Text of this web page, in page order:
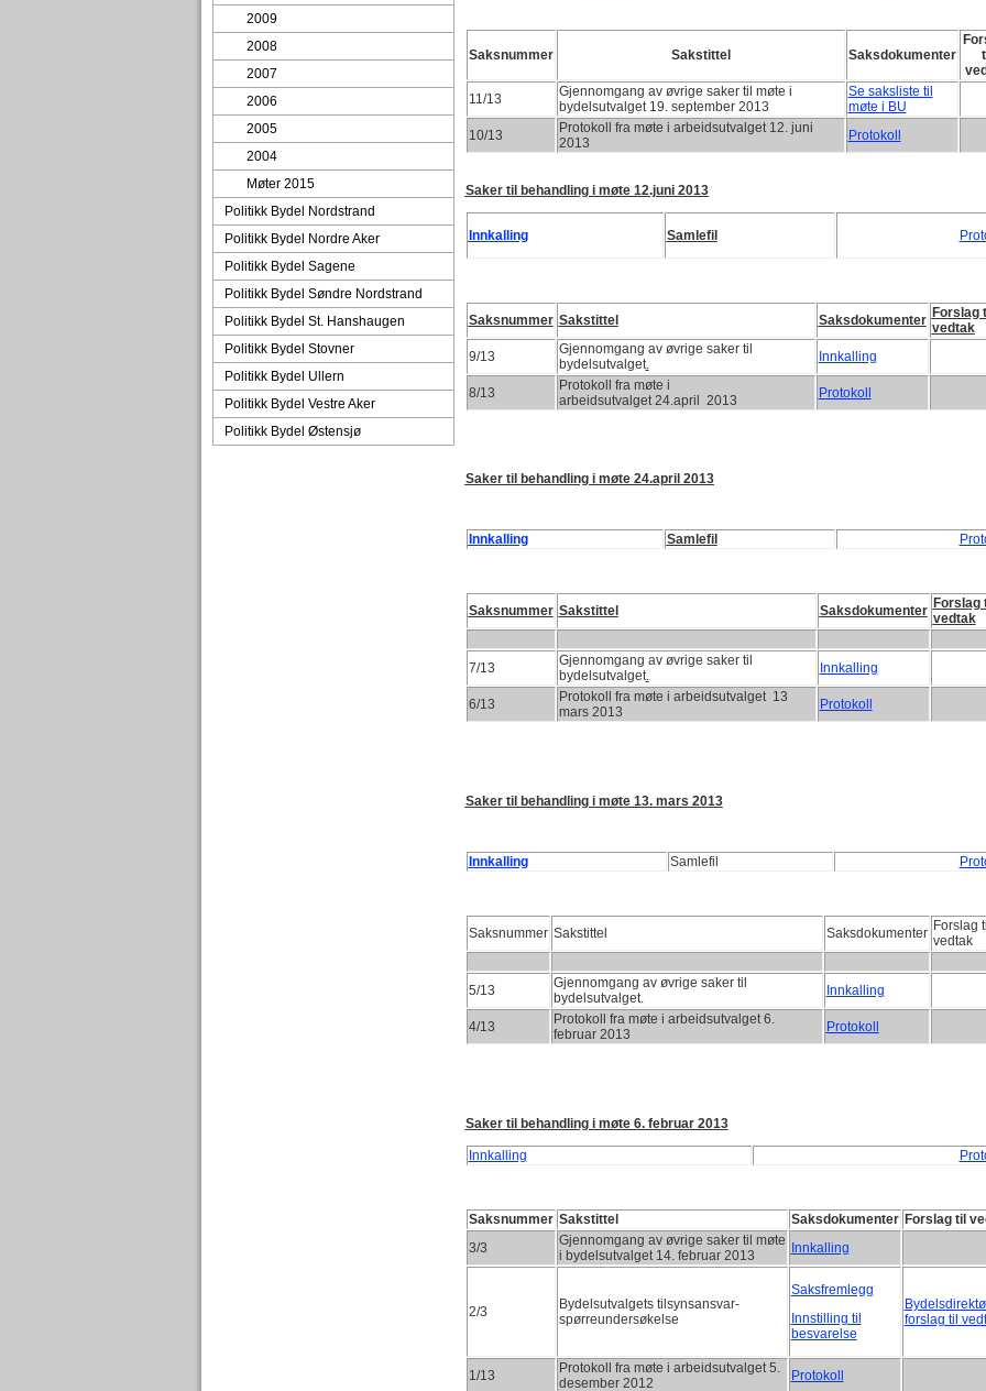
2009
2008
2007
2006
2005
2004
Møter 2015
Politikk Bydel Nordstrand
Politikk Bydel Nordre Aker
Politikk Bydel Sagene
Politikk Bydel Søndre Nordstrand
Politikk Bydel St. Hanshaugen
Politikk Bydel Stovner
Politikk Bydel Ullern
Politikk Bydel Vestre Aker
Politikk Bydel Østensjø
Saksnummer Sakstittel Saksdokumenter
11/13
Gjennomgang av øvrige saker til møte i
bydelsutvalget 19. september 2013
Se saksliste til
møte i BU
10/13
Protokoll fra møte i arbeidsutvalget 12. juni
2013
Protokoll
Saker til behandling i møte 12.juni 2013
Innkalling Samlefil
Saksnummer Sakstittel Saksdokumenter Forslag
vedtak
9/13
Gjennomgang av øvrige saker til
bydelsutvalget. Innkalling
8/13
Protokoll fra møte i
arbeidsutvalget 24.april 2013
Protokoll
Saker til behandling i møte 24.april 2013
Innkalling Samlefil
Saksnummer Sakstittel Saksdokumenter Forslag
vedtak
7/13
Gjennomgang av øvrige saker til
bydelsutvalget. Innkalling
6/13
Protokoll fra møte i arbeidsutvalget 13
mars 2013
Protokoll
Saker til behandling i møte 13. mars 2013
Innkalling Samlefil
Saksnummer Sakstittel Saksdokumenter Forslag til
vedtak
5/13
Gjennomgang av øvrige saker til
bydelsutvalget.
Innkalling
4/13
Protokoll fra møte i arbeidsutvalget 6.
februar 2013
Protokoll
Saker til behandling i møte 6. februar 2013
Innkalling
Saksnummer Sakstittel Saksdokumenter Forslag til
3/3
Gjennomgang av øvrige saker til møte
i bydelsutvalget 14. februar 2013
Innkalling
2/3
Bydelsutvalgets tilsynsansvar-
spørreundersøkelse
Saksfremlegg
Innstilling til
besvarelse
forslag til
1/13
Protokoll fra møte i arbeidsutvalget 5.
desember 2012
Protokoll